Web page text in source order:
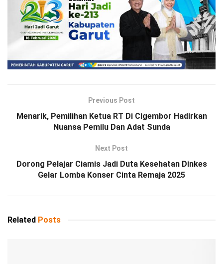
Previous Post
Menarik, Pemilihan Ketua RT Di Cigembor Hadirkan
Nuansa Pemilu Dan Adat Sunda
Next Post
Dorong Pelajar Ciamis Jadi Duta Kesehatan Dinkes
Gelar Lomba Konser Cinta Remaja 2025
Related Posts